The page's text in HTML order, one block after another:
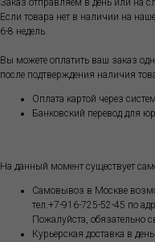
Заказ отправляем в день или на
Если товара нет в наличии на
6-8 недель.
Вы можете оплатить ваш заказ
после подтверждения наличия
Оплата картой через
Банковский перевод для
На данный момент существует
Самовывоз в Москве
тел.+7-916-725-52-45 по
Пожалуйста, обязательно
Курьерская доставка в